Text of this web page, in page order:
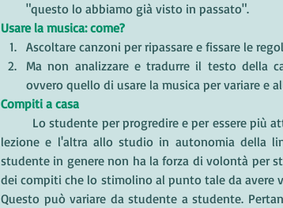
"questo lo abbiamo già visto in passato".
Usare la musica: come?
Ascoltare canzoni per ripassare e fissare le
Ma non analizzare e tradurre il testo della
ovvero quello di usare la musica per variare e
Compiti a casa
lezione e l'altra allo studio in autonomia della
studente in genere non ha la forza di volontà per
dei compiti che lo stimolino al punto tale da avere
Questo può variare da studente a studente.